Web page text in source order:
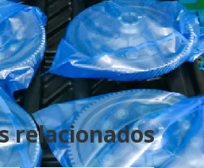
autopartes
relacionados